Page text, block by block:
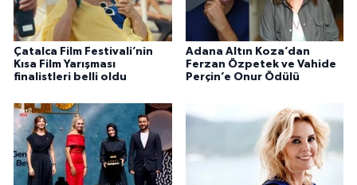
Çatalca Film Festivali’nin
Kısa Film Yarışması
finalistleri belli oldu
Adana Altın Koza’dan
Ferzan Özpetek ve Vahide
Perçin’e Onur Ödülü